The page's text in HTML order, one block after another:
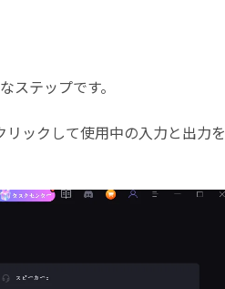
テップです。
リックして使用中の入力と出力を